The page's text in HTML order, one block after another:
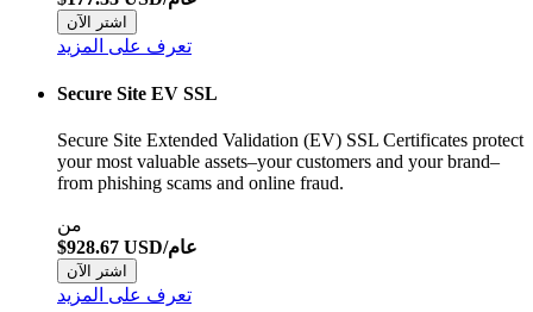
اشتر الآن
تعرف على المزيد
Secure Site EV SSL
Secure Site Extended Validation (EV) SSL Certificates protect
your most valuable assets–your customers and your brand–
from phishing scams and online fraud.
من
$928.67 USD/عام
اشتر الآن
تعرف على المزيد